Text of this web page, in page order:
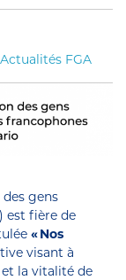
Actualités FGA
gens
est fière de
«Nos
visant à
la vitalité de